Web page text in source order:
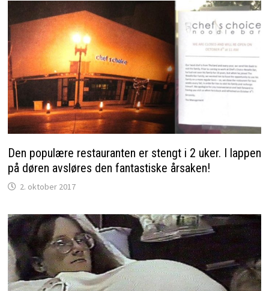
Den populære restauranten er stengt i 2 uker. I lappen
på døren avsløres den fantastiske årsaken!
2. oktober 2017